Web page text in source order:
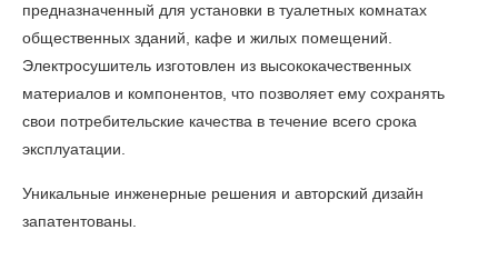
предназначенный для установки в туалетных комнатах
общественных зданий, кафе и жилых помещений.
Электросушитель изготовлен из высококачественных
материалов и компонентов, что позволяет ему сохранять
свои потребительские качества в течение всего срока
эксплуатации.
Уникальные инженерные решения и авторский дизайн
запатентованы.